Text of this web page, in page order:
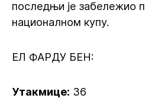
последњи је забележио
националном купу.
ЕЛ ФАРДУ БЕН:
Утакмице: 36